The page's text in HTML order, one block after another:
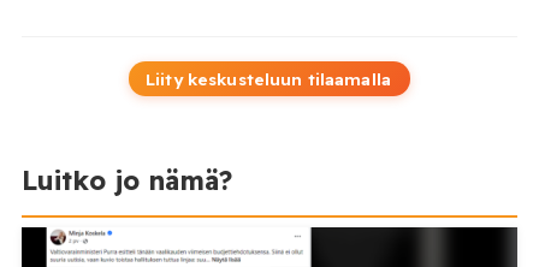
Liity keskusteluun tilaamalla
Luitko jo nämä?